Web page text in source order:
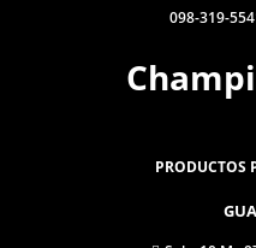
098-319-
PRODUCTOS